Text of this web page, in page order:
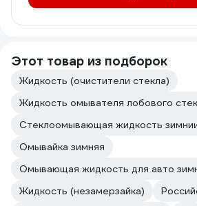
Этот товар из подборок
Жидкость (очистители стекла)
Жидкость омывателя лобового
Стеклоомывающая жидкость
Омывайка зимняя
Омывающая жидкость для авто
Жидкость (незамерзайка)